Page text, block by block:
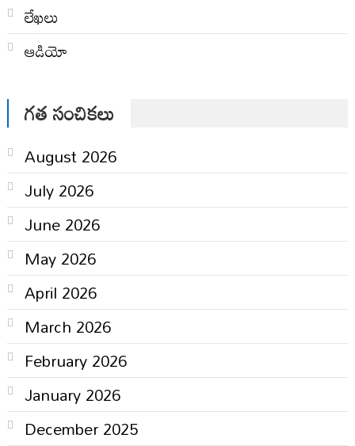
లేఖలు
ఆడియో
గత సంచికలు
August 2026
July 2026
June 2026
May 2026
April 2026
March 2026
February 2026
January 2026
December 2025